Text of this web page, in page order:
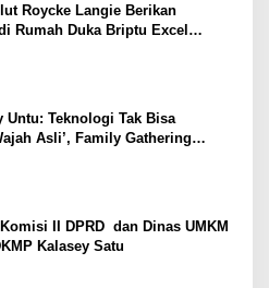
Roycke Langie Berikan
Rumah Duka Briptu Excel
Untu: Teknologi Tak Bisa
Asli’, Family Gathering
II DPRD dan Dinas UMKM
Kalasey Satu